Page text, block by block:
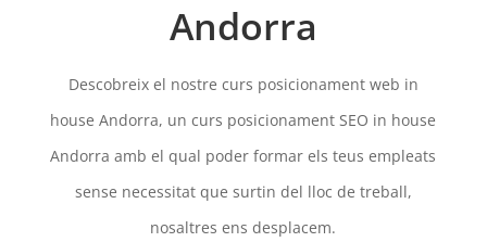
Andorra
Descobreix el nostre curs posicionament web in
house Andorra, un curs posicionament SEO in house
Andorra amb el qual poder formar els teus empleats
sense necessitat que surtin del lloc de treball,
nosaltres ens desplacem.